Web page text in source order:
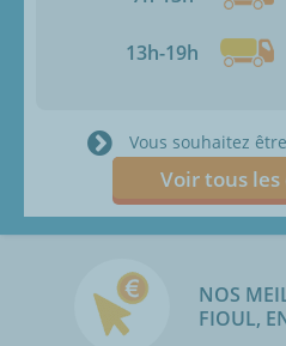
13h-19h
Vous souhaitez
Voir tous
NOS
FIOUL,